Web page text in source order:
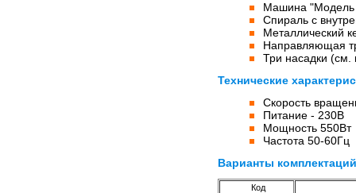
Машина "Модель
Спираль с
Металлический
Направляющая
Три насадки (см.
Технические
Скорость
Питание - 230В
Мощность 550Вт
Частота 50-60Гц
Варианты
Код